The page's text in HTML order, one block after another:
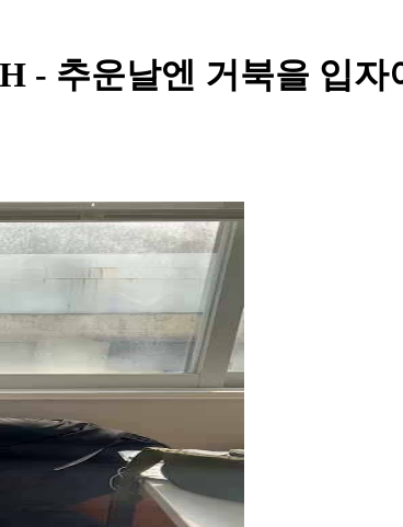
- 추운날엔 거북을 입자